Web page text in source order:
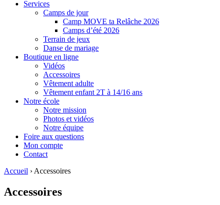
Services
Camps de jour
Camp MOVE ta Relâche 2026
Camps d’été 2026
Terrain de jeux
Danse de mariage
Boutique en ligne
Vidéos
Accessoires
Vêtement adulte
Vêtement enfant 2T à 14/16 ans
Notre école
Notre mission
Photos et vidéos
Notre équipe
Foire aux questions
Mon compte
Contact
Accueil › Accessoires
Accessoires